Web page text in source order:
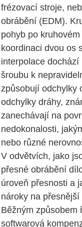
frézovací stroje,
obrábění (EDM).
pohyb po
koordinaci dvou os
interpolace
šroubu k
způsobují odchylky
odchylky dráhy,
zanechávají na
nedokonalosti,
nebo různé
V odvětvích, jako
přesné obrábění
úroveň přesnosti a
nároky na
Běžným způsobem
softwarová